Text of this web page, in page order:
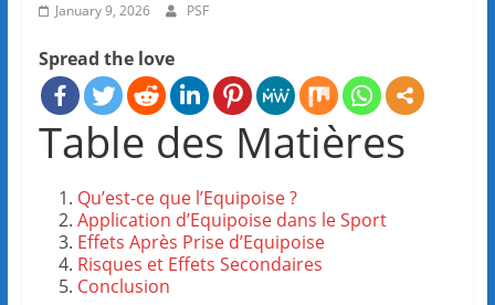
January 9, 2026 PSF
Spread the love
Table des Matières
Qu’est-ce que l’Equipoise ?
Application d’Equipoise dans le Sport
Effets Après Prise d’Equipoise
Risques et Effets Secondaires
Conclusion